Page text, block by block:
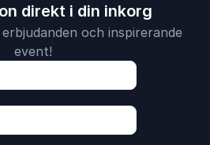
direkt i din inkorg
och inspirerande
event!